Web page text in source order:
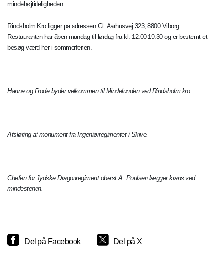
mindehøjtideligheden.
Rindsholm Kro ligger på adressen Gl. Aarhusvej 323, 8800 Viborg.
Restauranten har åben mandag til lørdag fra kl. 12:00-19:30 og er bestemt et
besøg værd her i sommerferien.
Hanne og Frode byder velkommen til Mindelunden ved Rindsholm kro.
Afsløring af monument fra Ingeniørregimentet i Skive.
Chefen for Jydske Dragonregiment oberst A. Poulsen lægger krans ved
mindestenen.
Del på Facebook Del på X